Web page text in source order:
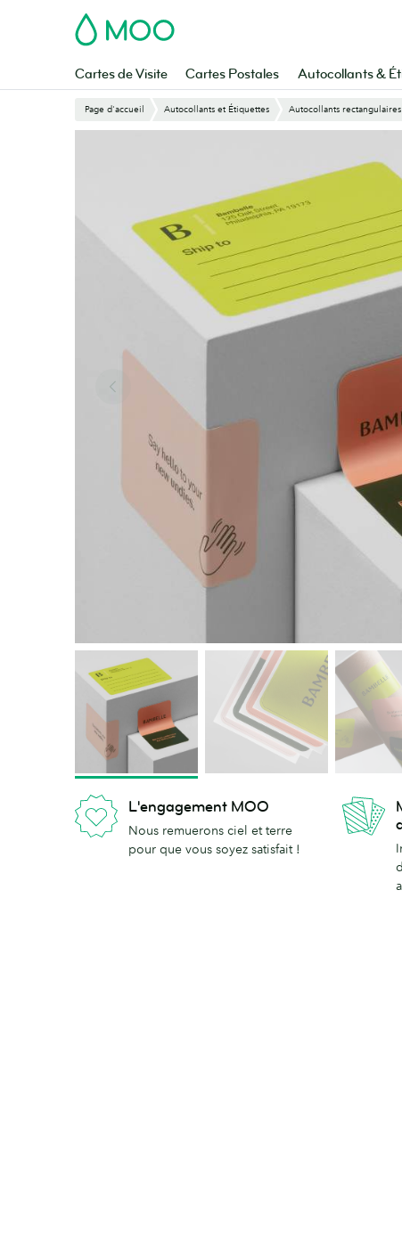
MOO
Cartes de Visite Cartes Postales Autocollants &
Page d'accueil Autocollants et Étiquettes Autocollants rectangulaires
L'engagement MOO
Nous remuerons ciel et terre
pour que vous soyez satisfait !